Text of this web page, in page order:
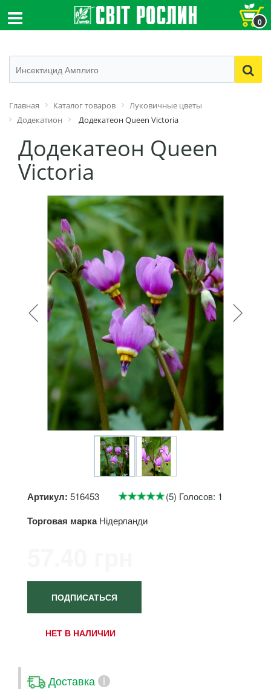
0
Главная Каталог товаров
Луковичные цветы
Додекатион
Додекатеон Queen Victoria
Додекатеон Queen
Victoria
Артикул: 516453 (5) Голосов: 1
Торговая марка Нідерланди
ПОДПИСАТЬСЯ
НЕТ В НАЛИЧИИ
Доставка i